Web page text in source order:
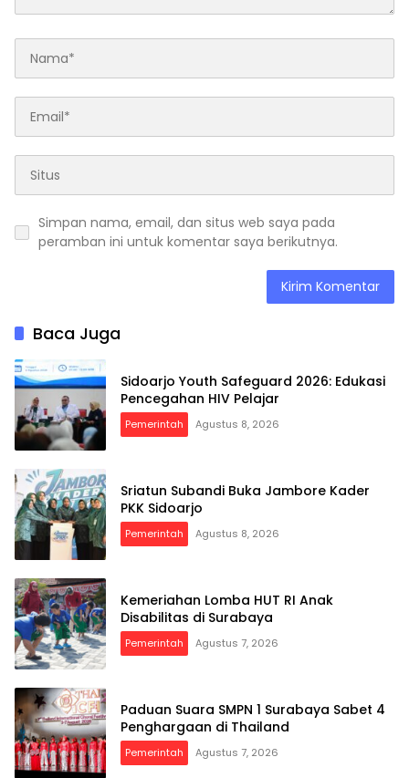
Simpan nama, email, dan situs web saya pada
peramban ini untuk komentar saya berikutnya.
Baca Juga
Sidoarjo Youth Safeguard 2026: Edukasi
Pencegahan HIV Pelajar
Pemerintah Agustus 8, 2026
Sriatun Subandi Buka Jambore Kader
PKK Sidoarjo
Pemerintah Agustus 8, 2026
Kemeriahan Lomba HUT RI Anak
Disabilitas di Surabaya
Pemerintah Agustus 7, 2026
Paduan Suara SMPN 1 Surabaya Sabet 4
Penghargaan di Thailand
Pemerintah Agustus 7, 2026